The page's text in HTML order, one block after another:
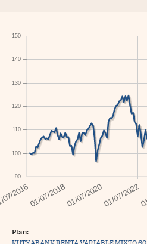
90
100
110
120
130
140
150
Plan: